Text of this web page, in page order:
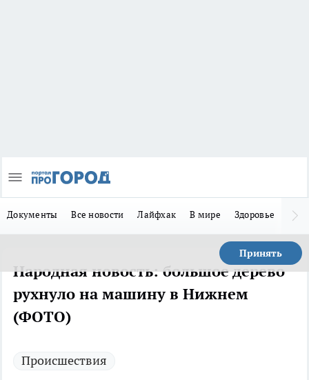
Документы Все новости Лайфхак В мире Здоровье
Принять
Народная новость: большое дерево
рухнуло на машину в Нижнем
(ФОТО)
Происшествия